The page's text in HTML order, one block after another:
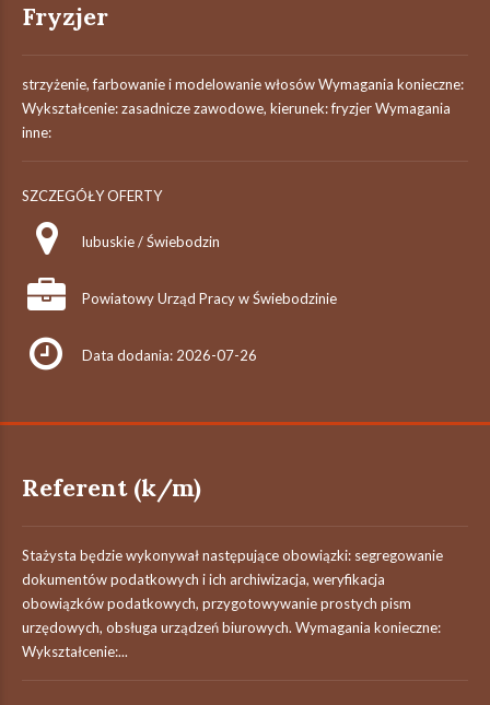
Fryzjer
strzyżenie, farbowanie i modelowanie włosów Wymagania konieczne:
Wykształcenie: zasadnicze zawodowe, kierunek: fryzjer Wymagania
inne:
SZCZEGÓŁY OFERTY
lubuskie / Świebodzin
Powiatowy Urząd Pracy w Świebodzinie
Data dodania: 2026-07-26
Referent (k/m)
Stażysta będzie wykonywał następujące obowiązki: segregowanie
dokumentów podatkowych i ich archiwizacja, weryfikacja
obowiązków podatkowych, przygotowywanie prostych pism
urzędowych, obsługa urządzeń biurowych. Wymagania konieczne:
Wykształcenie:...